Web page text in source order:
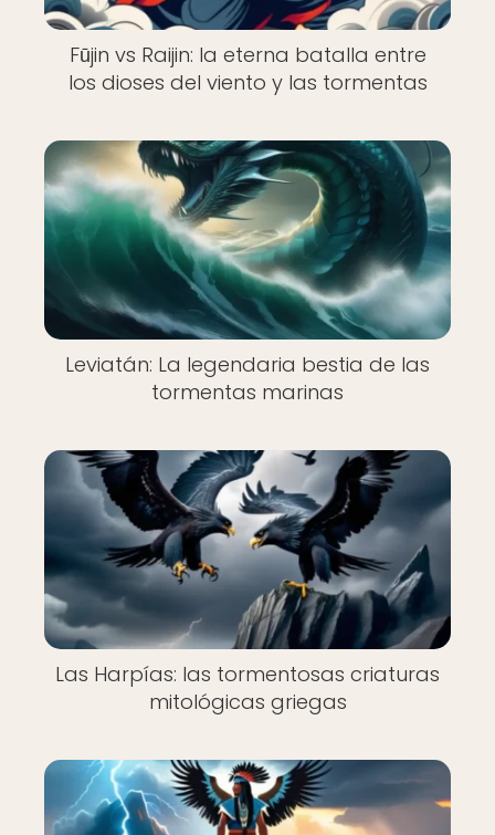
Fūjin vs Raijin: la eterna batalla entre
los dioses del viento y las tormentas
Leviatán: La legendaria bestia de las
tormentas marinas
Las Harpías: las tormentosas criaturas
mitológicas griegas